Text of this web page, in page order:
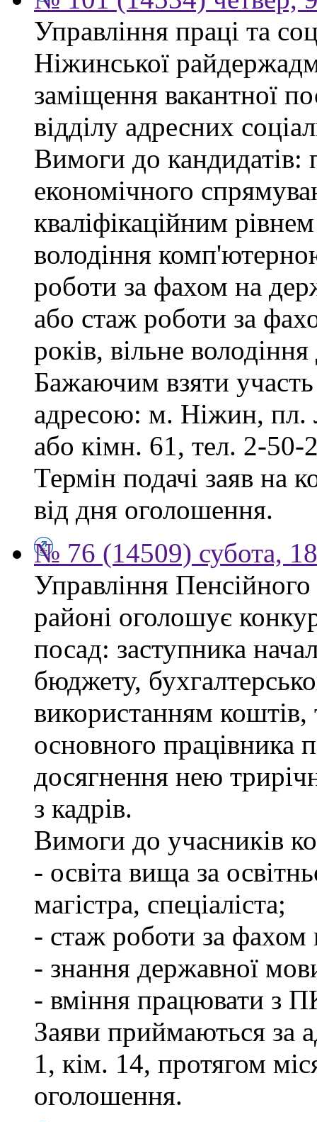
Управління праці та
Ніжинської
заміщення вакантної
відділу адресних
Вимоги до кандидатів:
економічного
кваліфікаційним
володіння
роботи за фахом на
або стаж роботи за
років, вільне
Бажаючим взяти участь
адресою: м. Ніжин, пл.
або кімн. 61, тел. 2-50-
Термін подачі заяв на
від дня оголошення.
№ 76 (14509) субота,
Управління
районі оголошує
посад: заступника
бюджету,
використанням коштів,
основного працівника
досягнення нею
з кадрів.
Вимоги до учасників
- освіта вища за
магістра, спеціаліста;
- стаж роботи за
- знання державної
- вміння працювати з
Заяви приймаються за
1, кім. 14, протягом
оголошення.